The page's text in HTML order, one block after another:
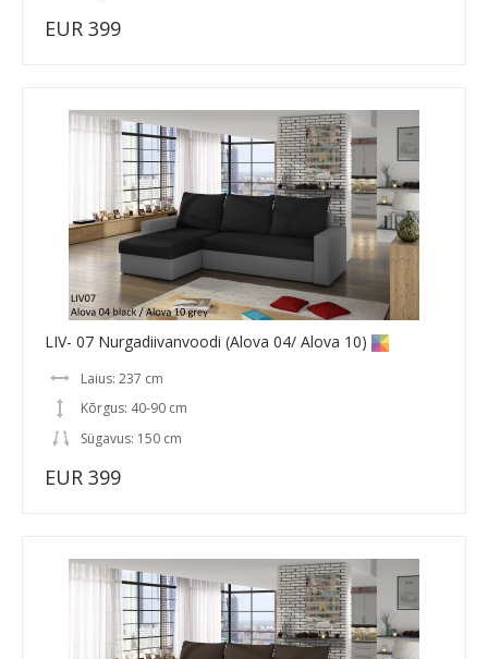
EUR 399
LIV- 07 Nurgadiivanvoodi (Alova 04/ Alova 10)
Laius: 237 cm
Kõrgus: 40-90 cm
Sügavus: 150 cm
EUR 399